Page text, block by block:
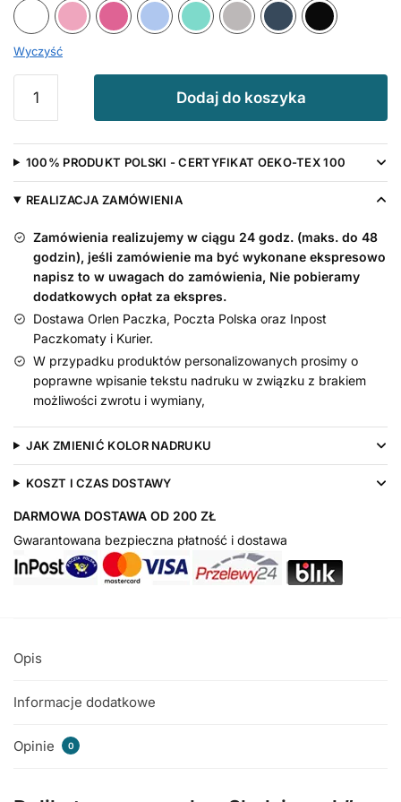
Biały
Różowy Ciemny Różowy
Błękitny MiętowySzary
Wyczyść
Czapeczka
z
nadrukiem
Słodziaczek
Dodaj do koszyka
100% PRODUKT POLSKI - CERTYFIKAT OEKO-TEX 100
REALIZACJA ZAMÓWIENIA
Zamówienia realizujemy w ciągu 24 godz. (maks. do 48
godzin), jeśli zamówienie ma być wykonane ekspresowo
napisz to w uwagach do zamówienia, Nie pobieramy
dodatkowych opłat za ekspres.
Dostawa Orlen Paczka, Poczta Polska oraz Inpost
Paczkomaty i Kurier.
W przypadku produktów personalizowanych prosimy o
poprawne wpisanie tekstu nadruku w związku z brakiem
możliwości zwrotu i wymiany,
JAK ZMIENIĆ KOLOR NADRUKU
KOSZT I CZAS DOSTAWY
DARMOWA DOSTAWA OD 200 ZŁ
Gwarantowana bezpieczna płatność i dostawa
Opis
Informacje dodatkowe
Opinie 0